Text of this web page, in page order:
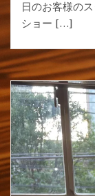
日のお客様の
ショー […]